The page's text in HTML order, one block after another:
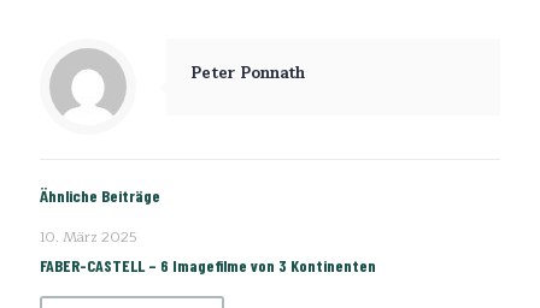
Peter Ponnath
Ähnliche Beiträge
10. März 2025
FABER-CASTELL – 6 Imagefilme von 3 Kontinenten